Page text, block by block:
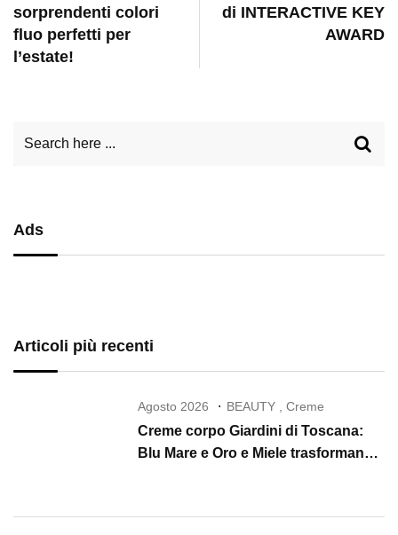
sorprendenti colori
fluo perfetti per
l’estate!
di INTERACTIVE KEY
AWARD
Ads
Articoli più recenti
Agosto 2026 BEAUTY ,Creme
Creme corpo Giardini di Toscana:
Blu Mare e Oro e Miele trasformano